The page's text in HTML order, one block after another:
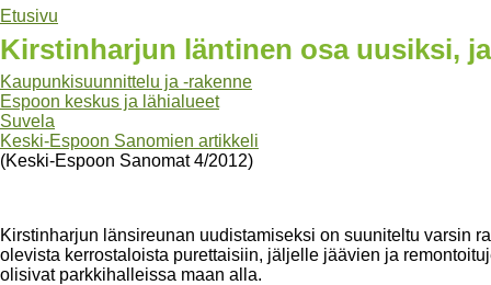
Etusivu
Kirstinharjun läntinen osa uusiksi,
Kaupunkisuunnittelu ja -rakenne
Espoon keskus ja lähialueet
Suvela
Keski-Espoon Sanomien artikkeli
(Keski-Espoon Sanomat 4/2012)
Kirstinharjun länsireunan uudistamiseksi on suuniteltu varsin
olevista kerrostaloista purettaisiin, jäljelle jäävien ja
olisivat parkkihalleissa maan alla.